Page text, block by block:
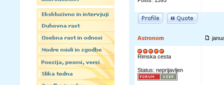
Astronom
Rimska cesta
Status: neprijavljen